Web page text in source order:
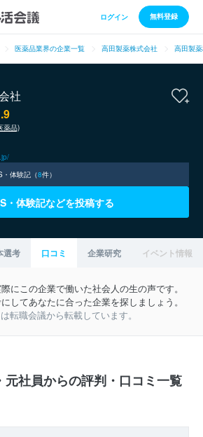
ログイン 無料登録
医薬品業界の企業一覧 高田製薬株式会社 高田製
社
薬品)
・体験記（8件）
・体験記などを投稿する
選考 口コミ 企業研究 イベント情報
にこの企業で働いた社会人の生の声です。
してあなたに合った企業を探しましょう。
転職会議から転載しています。
元社員からの評判・口コミ一覧